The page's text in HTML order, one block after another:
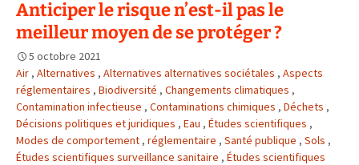
Anticiper le risque n’est-il pas le
meilleur moyen de se protéger ?
5 octobre 2021
Air , Alternatives , Alternatives alternatives sociétales , Aspects
réglementaires , Biodiversité , Changements climatiques ,
Contamination infectieuse , Contaminations chimiques , Déchets ,
Décisions politiques et juridiques , Eau , Études scientifiques ,
Modes de comportement , réglementaire , Santé publique , Sols ,
Études scientifiques surveillance sanitaire , Études scientifiques